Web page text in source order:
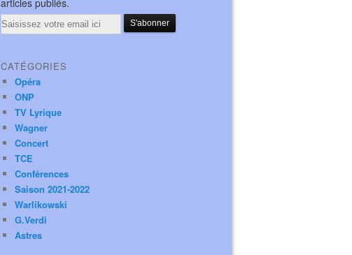
articles publiés.
Email
CATÉGORIES
Opéra
ONP
TV Lyrique
Wagner
Concert
TCE
Conférences
Saison 2021-2022
Warlikowski
G.Verdi
Astres